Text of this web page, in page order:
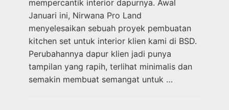
mempercantik interior dapurnya. Awal
Januari ini, Nirwana Pro Land
menyelesaikan sebuah proyek pembuatan
kitchen set untuk interior klien kami di BSD.
Perubahannya dapur klien jadi punya
tampilan yang rapih, terlihat minimalis dan
semakin membuat semangat untuk …